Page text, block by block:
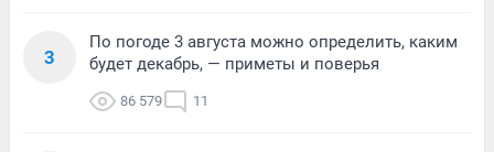
3
По погоде 3 августа можно определить, каким
будет декабрь, — приметы и поверья
86 579 11